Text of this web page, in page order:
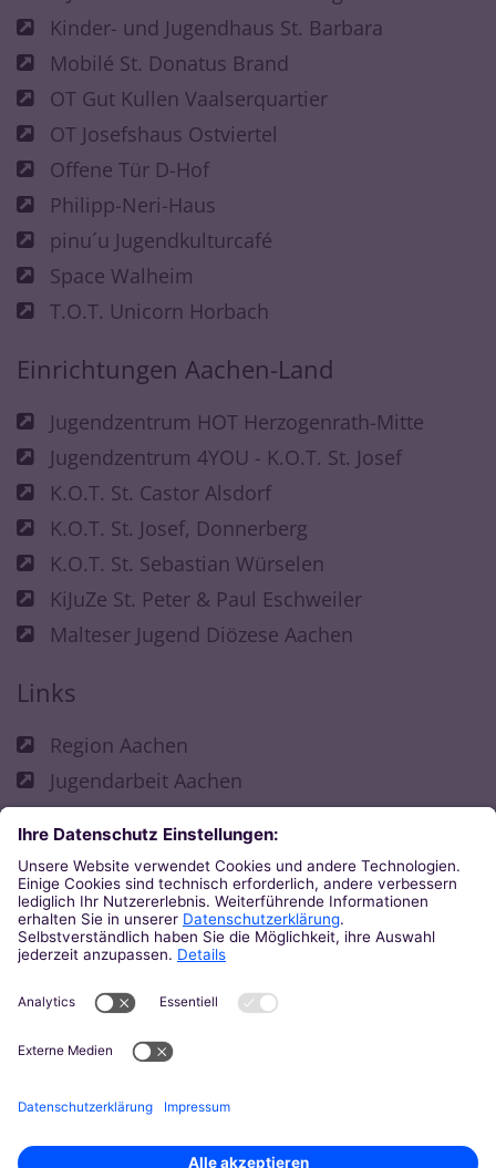
Kinder- und Jugendhaus St. Barbara
Mobilé St. Donatus Brand
OT Gut Kullen Vaalserquartier
OT Josefshaus Ostviertel
Offene Tür D-Hof
Philipp-Neri-Haus
pinu´u Jugendkulturcafé
Space Walheim
T.O.T. Unicorn Horbach
Einrichtungen Aachen-Land
Jugendzentrum HOT Herzogenrath-Mitte
Jugendzentrum 4YOU - K.O.T. St. Josef
K.O.T. St. Castor Alsdorf
K.O.T. St. Josef, Donnerberg
K.O.T. St. Sebastian Würselen
KiJuZe St. Peter & Paul Eschweiler
Malteser Jugend Diözese Aachen
Links
Region Aachen
Jugendarbeit Aachen
Fachbereich Kirchliche Jugendarbeit